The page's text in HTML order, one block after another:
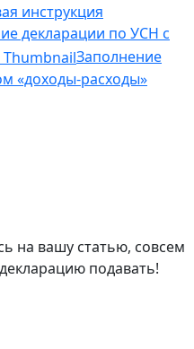
инструкция
декларации по УСН с
Заполнение
«доходы-расходы»
на вашу статью, совсем
подавать!